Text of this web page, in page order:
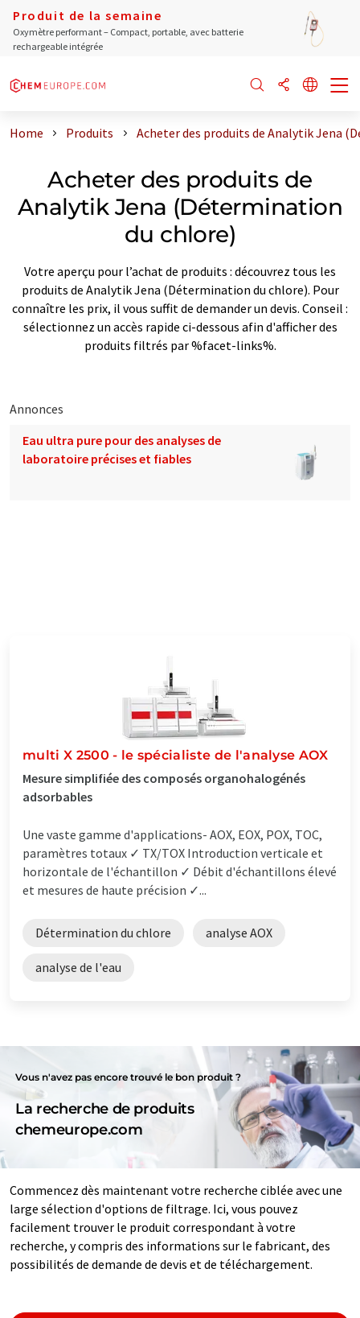
Produit de la semaine
Oxymètre performant – Compact, portable, avec batterie
rechargeable intégrée
Home Produits Acheter des produits de Analytik Jena
Acheter des produits de
Analytik Jena (Détermination
du chlore)
Votre aperçu pour l’achat de produits : découvrez tous les
produits de Analytik Jena (Détermination du chlore). Pour
connaître les prix, il vous suffit de demander un devis. Conseil :
sélectionnez un accès rapide ci-dessous afin d'afficher des
produits filtrés par %facet-links%.
Annonces
Eau ultra pure pour des analyses de
laboratoire précises et fiables
multi X 2500 - le spécialiste de l'analyse AOX
Mesure simplifiée des composés organohalogénés
adsorbables
Une vaste gamme d'applications- AOX, EOX, POX, TOC,
paramètres totaux ✓ TX/TOX Introduction verticale et
horizontale de l'échantillon ✓ Débit d'échantillons élevé
et mesures de haute précision ✓...
Détermination du chlore analyse AOX
analyse de l'eau
Vous n'avez pas encore trouvé le bon produit ?
La recherche de produits
chemeurope.com
Commencez dès maintenant votre recherche ciblée avec une
large sélection d'options de filtrage. Ici, vous pouvez
facilement trouver le produit correspondant à votre
recherche, y compris des informations sur le fabricant, des
possibilités de demande de devis et de téléchargement.